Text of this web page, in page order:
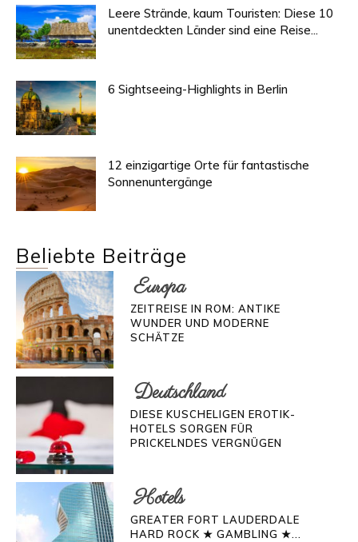
Leere Strände, kaum Touristen: Diese 10
unentdeckten Länder sind eine Reise...
6 Sightseeing-Highlights in Berlin
12 einzigartige Orte für fantastische
Sonnenuntergänge
Beliebte Beiträge
Europa
ZEITREISE IN ROM: ANTIKE
WUNDER UND MODERNE
SCHÄTZE
Deutschland
DIESE KUSCHELIGEN EROTIK-
HOTELS SORGEN FÜR
PRICKELNDES VERGNÜGEN
Hotels
GREATER FORT LAUDERDALE
HARD ROCK ★ GAMBLING ★...